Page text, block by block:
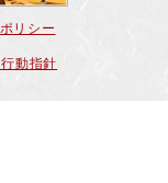
リシー
動指針